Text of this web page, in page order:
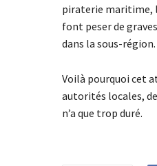
piraterie maritime,
font peser de
dans la sous-région.
Voilà pourquoi cet
autorités locales,
n’a que trop duré.